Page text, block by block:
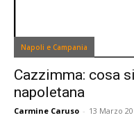
Napoli e Campania
Cazzimma: cosa
napoletana
Carmine Caruso - 13 Marzo